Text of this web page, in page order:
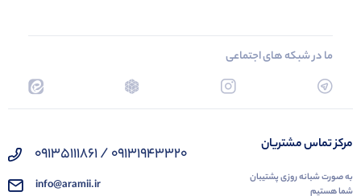
ما در شبکه های اجتماعی
مرکز تماس مشتریان
به صورت شبانه روزی پشتیبان
شما هستیم
09131943320 / 09135111861
info@aramii.ir